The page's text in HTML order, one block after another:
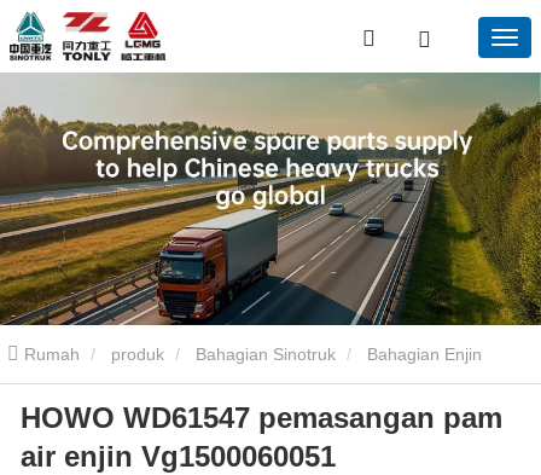
Rumah produk Bahagian Sinotruk Bahagian Enjin
Sinotruk Howo WD61547 PAM Air Enjin VG1500060051
HOWO WD61547 pemasangan pam
air enjin Vg1500060051